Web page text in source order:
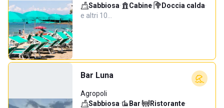
Sabbiosa· Cabine· Doccia calda·
e altri 10…
Bar Luna
Agropoli
Sabbiosa· Bar· Ristorante·